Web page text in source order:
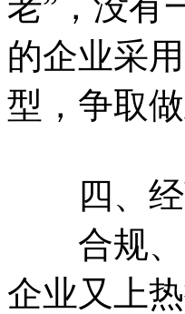
的企业采
型，争取
四、经
合规、
企业又上